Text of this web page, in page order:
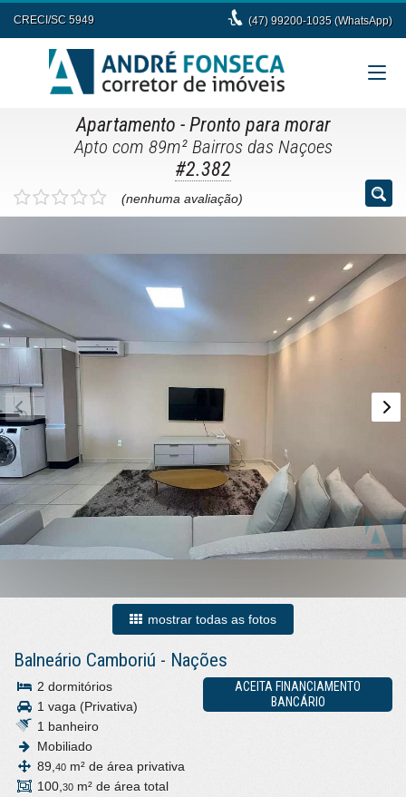
CRECI/SC 5949 (47) 99200-1035 (WhatsApp)
Apartamento - Pronto para morar
Apto com 89m² Bairros das Naçoes
#2.382
(nenhuma avaliação)
mostrar todas as fotos
Balneário Camboriú - Nações
ACEITA FINANCIAMENTO
BANCÁRIO
2 dormitórios
1 vaga (Privativa)
1 banheiro
Mobiliado
89, 40 m² de área privativa
100, 30 m² de área total